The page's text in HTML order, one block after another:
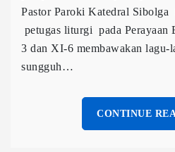
Pastor Paroki Katedral Sibolga
petugas liturgi pada Perayaan
3 dan XI-6 membawakan lagu-
sungguh…
CONTINUE